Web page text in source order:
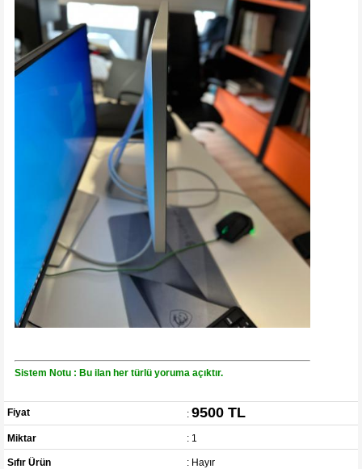
Sistem Notu : Bu ilan her türlü yoruma açıktır.
Fiyat : 9500 TL
Miktar : 1
Sıfır Ürün : Hayır